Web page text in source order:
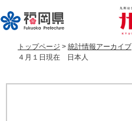
ー
ジ
ニ
ュ
トップページ > 統計情報アーカイブ
４月１日現在 日本人